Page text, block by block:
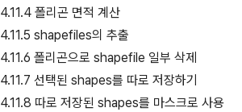
4.11.4 폴리곤 면적 계산
4.11.5 shapefiles의 추출
4.11.6 폴리곤으로 shapefile 일부 삭제
4.11.7 선택된 shapes를 따로 저장하기
4.11.8 따로 저장된 shapes를 마스크로 사용